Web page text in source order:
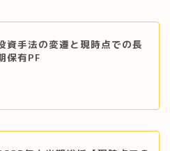
資手法の変遷と現時点での長
保有PF